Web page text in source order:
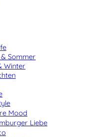
Sommer
Winter
Mood
Liebe